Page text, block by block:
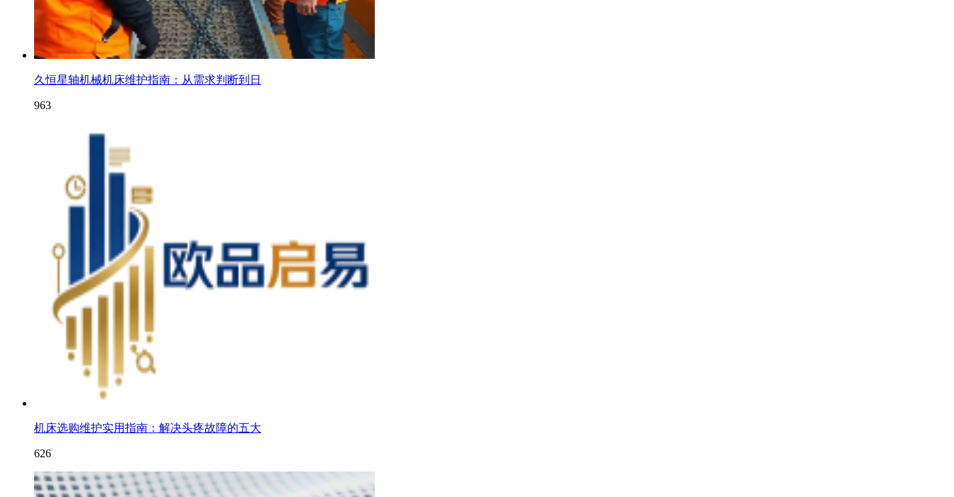
久恒星轴机械机床维护指南：从需求判断到日
963
机床选购维护实用指南：解决头疼故障的五大
626